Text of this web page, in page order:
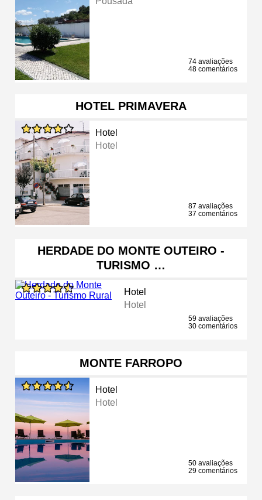
74 avaliações
48 comentários
HOTEL PRIMAVERA
Hotel
Hotel
87 avaliações
37 comentários
HERDADE DO MONTE OUTEIRO -
TURISMO …
Hotel
Hotel
59 avaliações
30 comentários
MONTE FARROPO
Hotel
Hotel
50 avaliações
29 comentários